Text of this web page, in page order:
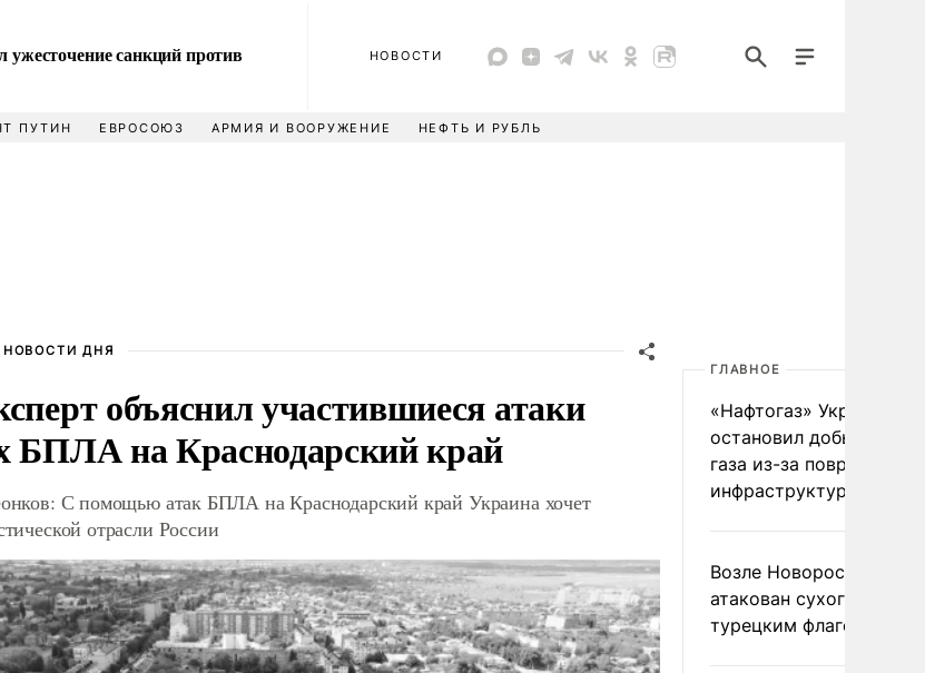
санкций против
НОВОСТИ
ПУТИН ЕВРОСОЮЗ АРМИЯ И ВООРУЖЕНИЕ НЕФТЬ И РУБЛЬ
НОВОСТИ ДНЯ
объяснил участившиеся атаки
БПЛА на Краснодарский край
С помощью атак БПЛА на Краснодарский край Украина хочет
отрасли России
ГЛАВНОЕ
«Нафтогаз» Украины
остановил добычу
газа из-за повреждения
инфраструктуры
Возле Новороссийска
атакован сухогруз под
турецким флагом